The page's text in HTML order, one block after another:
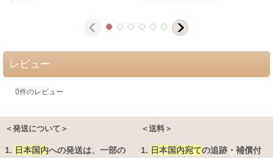
レビュー
0件のレビュー
＜発送について＞
1. 日本国内への発送は、 一部の
＜送料＞
1. 日本国内宛ての追跡・補償付